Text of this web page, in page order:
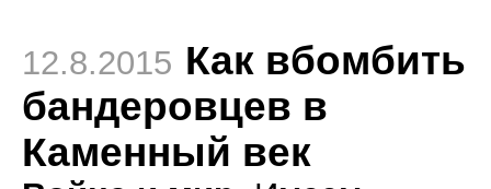
12.8.2015 Как вбомбить
бандеровцев в
Каменный век